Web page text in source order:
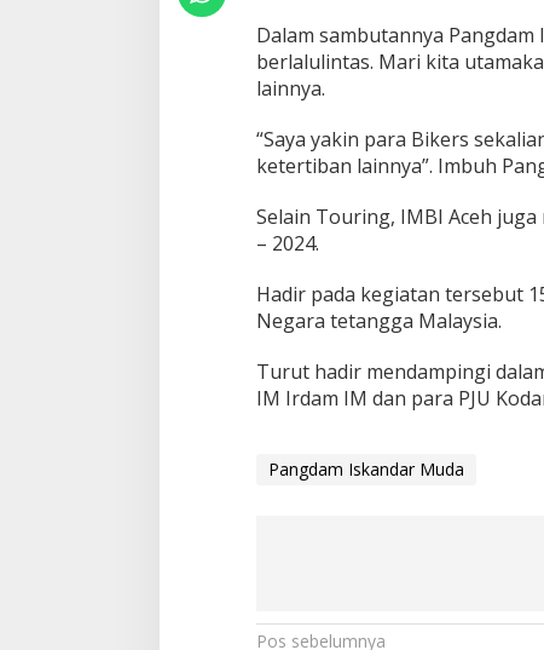
Dalam sambutannya
berlalulintas. Mari kita
lainnya.
“Saya yakin para Bikers
ketertiban lainnya”. Imbuh
Selain Touring, IMBI Aceh
– 2024.
Hadir pada kegiatan tersebut
Negara tetangga Malaysia.
Turut hadir mendampingi
IM Irdam IM dan para PJU
Pangdam Iskandar Muda
Pos sebelumnya